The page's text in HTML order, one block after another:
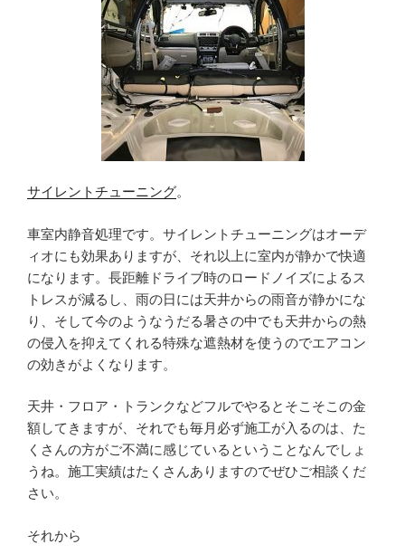
サイレントチューニング。
車室内静音処理です。サイレントチューニングはオーデ
ィオにも効果ありますが、それ以上に室内が静かで快適
になります。長距離ドライブ時のロードノイズによるス
トレスが減るし、雨の日には天井からの雨音が静かにな
り、そして今のようなうだる暑さの中でも天井からの熱
の侵入を抑えてくれる特殊な遮熱材を使うのでエアコン
の効きがよくなります。
天井・フロア・トランクなどフルでやるとそこそこの金
額してきますが、それでも毎月必ず施工が入るのは、た
くさんの方がご不満に感じているということなんでしょ
うね。施工実績はたくさんありますのでぜひご相談くだ
さい。
それから